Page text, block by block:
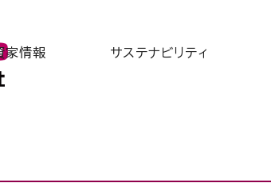
家情報 サステナビリティ